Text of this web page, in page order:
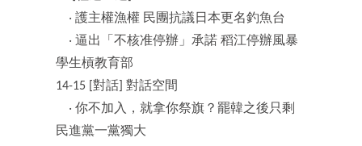
‧ 護主權漁權 民團抗議日本更名釣魚台
‧ 逼出「不核准停辦」承諾 稻江停辦風暴
學生槓教育部
14-15 [對話] 對話空間
‧ 你不加入，就拿你祭旗？罷韓之後只剩
民進黨一黨獨大